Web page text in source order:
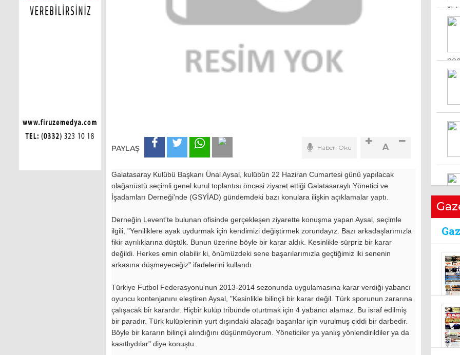
PAYLAŞ A
Haberi Oku
Galatasaray Kulübü Başkanı Ünal Aysal, kulübün 22 Haziran Cumartesi günü yapılacak
olağanüstü seçimli genel kurul toplantısı öncesi ziyaret ettiği Galatasaraylı Yönetici ve
İşadamları Derneği'nde (GSYİAD) gündemdeki bazı konulara ilişkin açıklamalar yaptı.
Derneğin Levent'te bulunan ofisinde gerçekleşen ziyarette konuşma yapan Aysal, seçimle
ilgili, "Yeniliklere ayak uydurmak için kendimizi değiştirmek zorundayız. Bazı arkadaşlarımızla
fikir ayrılıklarına düştük. Bunun üzerine böyle bir karar aldık. Kesinlikle sürpriz bir karar
değildi. Herkes emin olabilir ki, önümüzdeki sene başarılarımızla geçtiğimiz iki senenin
arkasına düşmeyeceğiz" ifadelerini kullandı.
Türkiye Futbol Federasyonu'nun 2013-2014 sezonunda uygulamasına karar verdiği yabancı
oyuncu kontenjanını eleştiren Aysal, "Kesinlikle bilinçli bir karar değil. Türk sporunun zararına
çalışacak bir karardır. Hiçbir kulüp tribünde oturtmak için 4 yabancı alamaz. Bu israf edilmiş
bir paradır. Türk kulüplerinin yurt dışındaki alacağı başarılar için vurulmuş ciddi bir darbedir.
Böyle bir kararın bilinçli alındığını düşünmüyorum. Yöneticiler ya yanlış yönlendirildiler ya da
kasıtlıydılar" diye konuştu.
16
BU
21
10